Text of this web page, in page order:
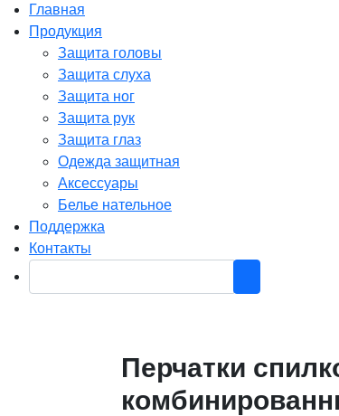
Главная
Продукция
Защита головы
Защита слуха
Защита ног
Защита рук
Защита глаз
Одежда защитная
Аксессуары
Белье нательное
Поддержка
Контакты
Перчатки